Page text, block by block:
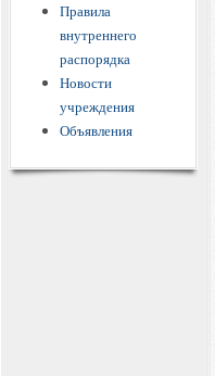
Правила
внутреннего
распорядка
Новости
учреждения
Объявления